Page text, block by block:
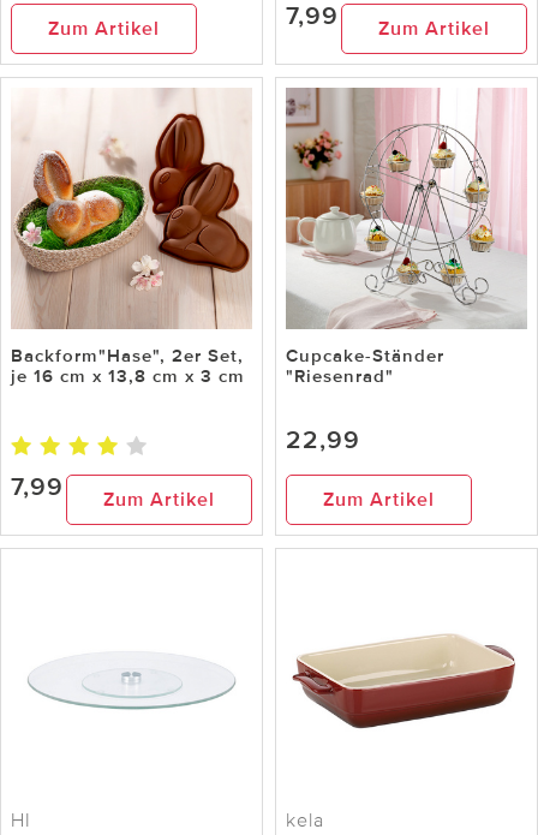
Zum Artikel 7,99 Zum Artikel
Backform"Hase", 2er Set,
je 16 cm x 13,8 cm x 3 cm
7,99 Zum Artikel
Cupcake-Ständer
"Riesenrad"
22,99
Zum Artikel
HI kela